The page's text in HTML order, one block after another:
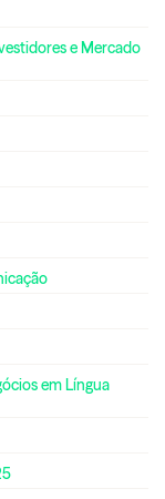
e Mercado
em Língua